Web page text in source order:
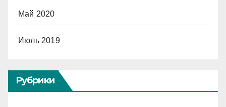
Май 2020
Июль 2019
Рубрики